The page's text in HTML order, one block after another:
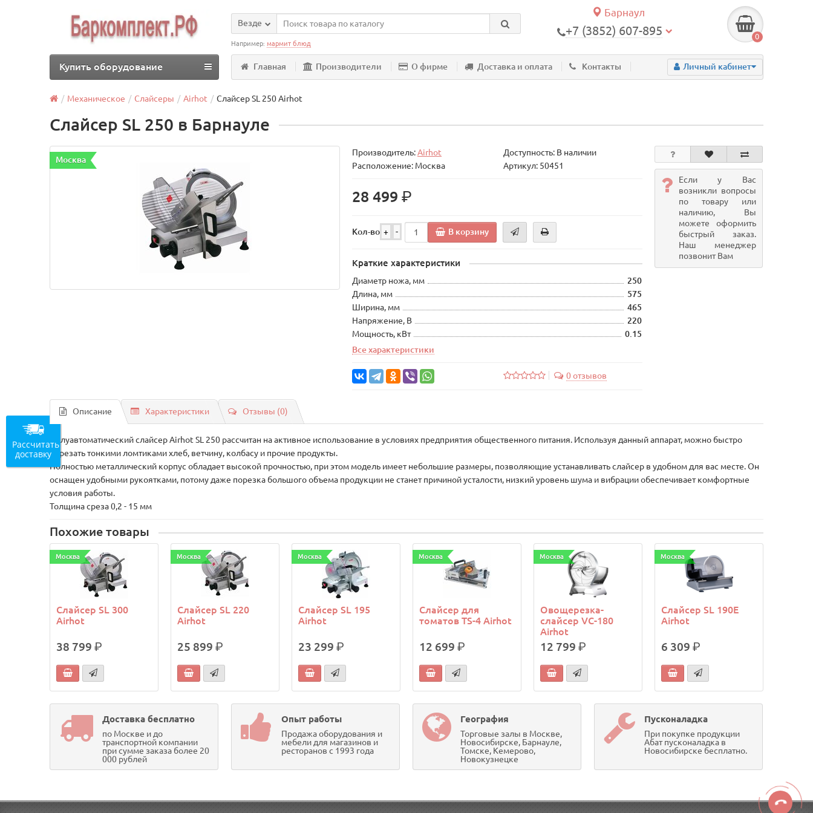
Барнаул
+7 (3852) 607-895 0
Везде
Например:мармит блюд
Главная Производители О фирме Доставка и оплата Контакты Личный кабинет
Купить оборудование
Механическое Слайсеры Airhot Слайсер SL 250 Airhot
Слайсер SL 250 в Барнауле
Москва
Производитель:Airhot
Доступность: В наличии
Расположение: Москва
Артикул: 50451
28 499р.
Кол-во + - В корзину
Краткие характеристики
Диаметр ножа, мм
250
Длина, мм
575
Ширина, мм
465
Напряжение, В
220
Мощность, кВт
0.15
Все характеристики
0 отзывов
Если у Вас
возникли вопросы
по товару или
наличию, Вы
можете оформить
быстрый заказ.
Наш менеджер
позвонит Вам
Описание Характеристики Отзывы (0)
Полуавтоматический слайсер Airhot SL 250 рассчитан на активное использование в условиях предприятия общественного питания. Используя данный аппарат, можно быстро
порезать тонкими ломтиками хлеб, ветчину, колбасу и прочие продукты.
Полностью металлический корпус обладает высокой прочностью, при этом модель имеет небольшие размеры, позволяющие устанавливать слайсер в удобном для вас месте. Он
оснащен удобными рукоятками, потому даже порезка большого объема продукции не станет причиной усталости, низкий уровень шума и вибрации обеспечивает комфортные
условия работы.
Толщина среза 0,2 - 15 мм
Похожие товары
Москва
Слайсер SL 300
Airhot
38 799р.
Москва
Слайсер SL 220
Airhot
25 899р.
Москва
Слайсер SL 195
Airhot
23 299р.
Москва
Слайсер для
томатов TS-4 Airhot
12 699р.
Москва
Овощерезка-
слайсер VC-180
Airhot
12 799р.
Москва
Слайсер SL 190E
Airhot
6 309р.
Доставка бесплатно
по Москве и до
транспортной компании
при сумме заказа более 20
000 рублей
Опыт работы
Продажа оборудования и
мебели для магазинов и
ресторанов с 1993 года
География
Торговые залы в Москве,
Новосибирске, Барнауле,
Томске, Кемерово,
Новокузнецке
Пусконаладка
При покупке продукции
Абат пусконаладка в
Новосибирске бесплатно.
Рассчитать
доставку